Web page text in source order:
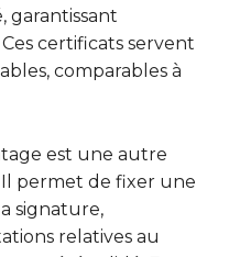
garantissant
certificats servent
comparables à
est une autre
permet de fixer une
signature,
relatives au